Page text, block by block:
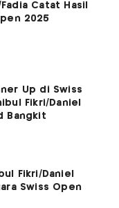
Catat Hasil
2025
Up di Swiss
Fikri/Daniel
Bangkit
Fikri/Daniel
Swiss Open